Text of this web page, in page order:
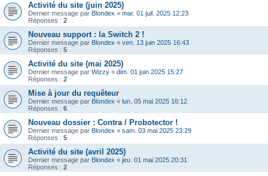
Activité du site (juin 2025)
Dernier message par Blondex « mar. 01 juil. 2025 12:23
Réponses : 2
Nouveau support : la Switch 2 !
Dernier message par Blondex « ven. 13 juin 2025 16:43
Réponses : 5
Activité du site (mai 2025)
Dernier message par Wizzy « dim. 01 juin 2025 15:27
Réponses : 2
Mise à jour du requêteur
Dernier message par Blondex « lun. 05 mai 2025 16:12
Réponses : 6
Nouveau dossier : Contra / Probotector !
Dernier message par Blondex « sam. 03 mai 2025 23:29
Réponses : 5
Activité du site (avril 2025)
Dernier message par Blondex « jeu. 01 mai 2025 20:31
Réponses : 2